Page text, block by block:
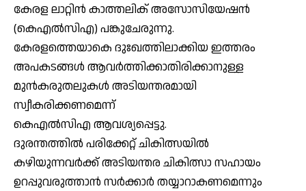
കേരള ലാറ്റിൻ കാത്തലിക് അസോസിയേഷൻ
(കെഎൽസിഎ) പങ്കുചേരുന്നു.
കേരളത്തെയാകെ ദുഃഖത്തിലാക്കിയ ഇത്തരം
അപകടങ്ങൾ ആവർത്തിക്കാതിരിക്കാനുള്ള
മുൻകരുതലുകൾ അടിയന്തരമായി
സ്വീകരിക്കണമെന്ന്
കെഎൽസിഎ ആവശ്യപ്പെട്ടു.
ദുരന്തത്തിൽ പരിക്കേറ്റ് ചികിത്സയിൽ
കഴിയുന്നവർക്ക് അടിയന്തര ചികിത്സാ സഹായം
ഉറപ്പുവരുത്താൻ സർക്കാർ തയ്യാറാകണമെന്നും